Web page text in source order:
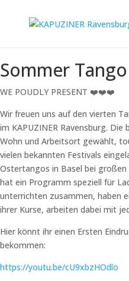
Sommer
WE POUDLY PRESENT ❤️❤️❤️
Wir freuen uns auf den vierten
im KAPUZINER Ravensburg.
Wohn und Arbeitsort gewählt,
vielen bekannten Festivals
Ostertangos in Basel bei großen
hat ein Programm speziell für
unterrichten zusammen, haben
ihrer Kurse, arbeiten dabei mit
Hier könnt ihr einen Ersten
bekommen:
https://youtu.be/cU9xbzHOdlo